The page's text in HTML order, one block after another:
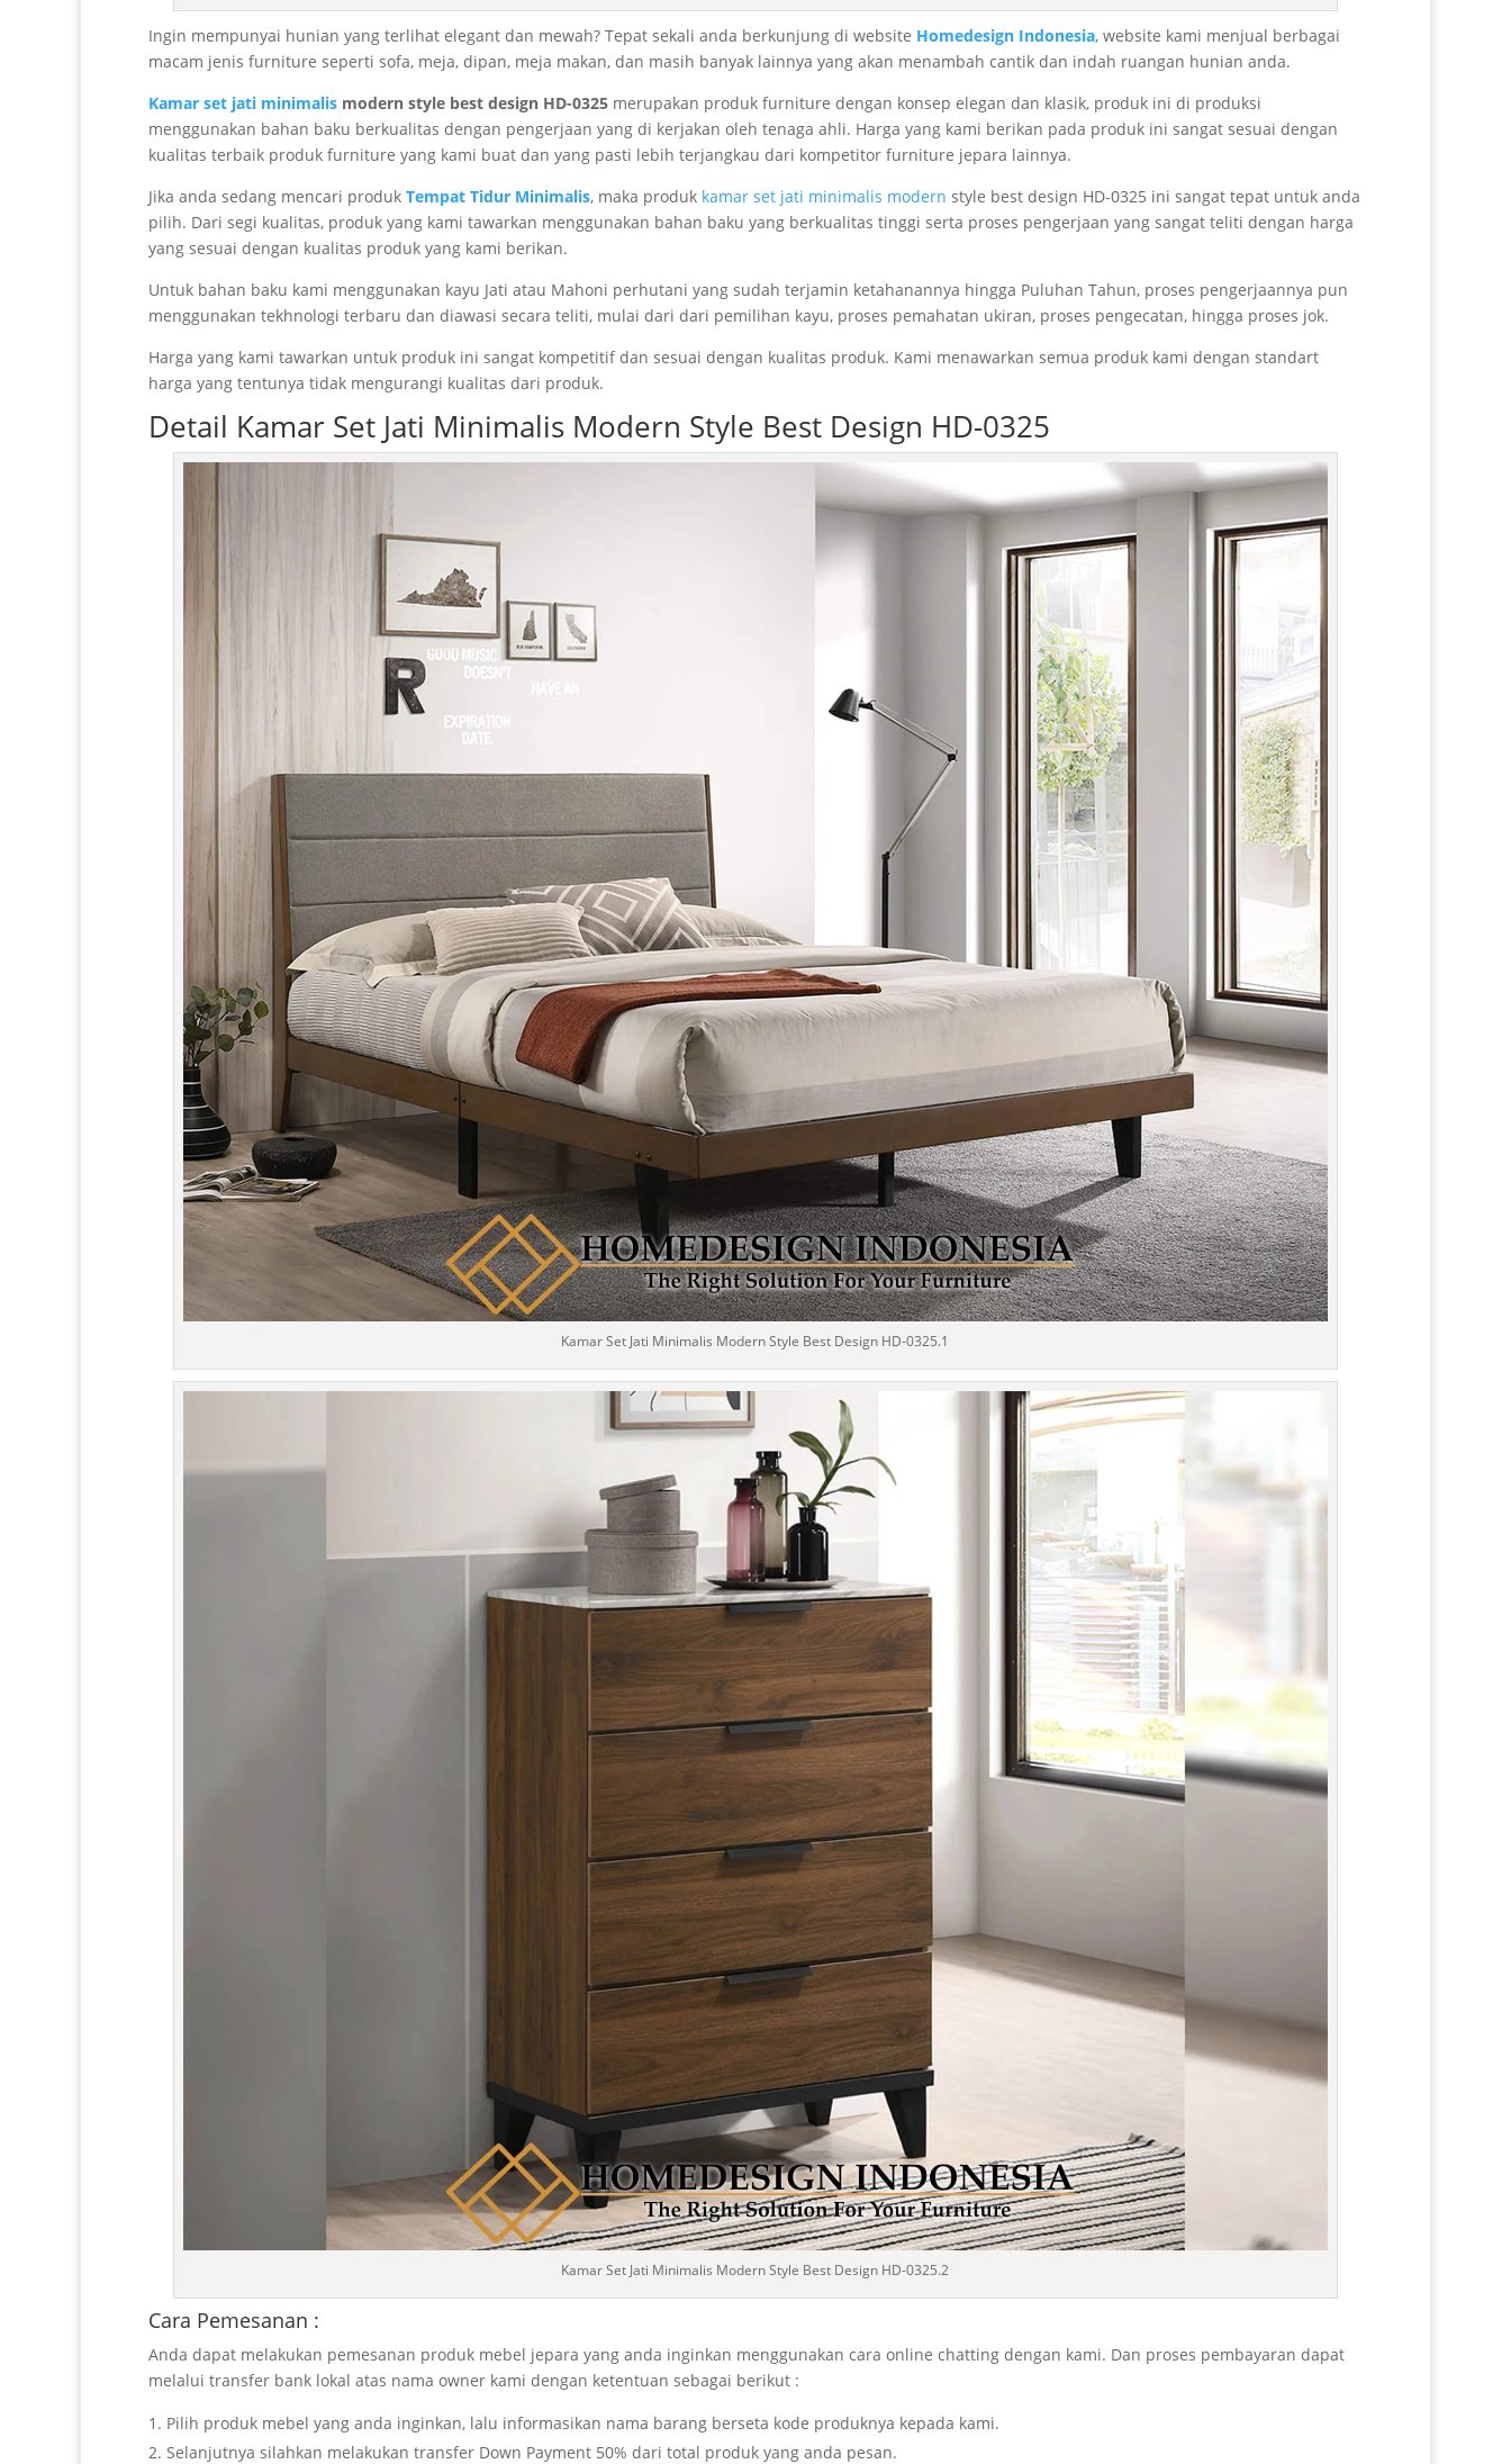
Ingin mempunyai hunian yang terlihat elegant dan mewah? Tepat sekali anda berkunjung di website Homedesign Indonesia, website kami menjual berbagai
macam jenis furniture seperti sofa, meja, dipan, meja makan, dan masih banyak lainnya yang akan menambah cantik dan indah ruangan hunian anda.
Kamar set jati minimalis modern style best design HD-0325 merupakan produk furniture dengan konsep elegan dan klasik, produk ini di produksi
menggunakan bahan baku berkualitas dengan pengerjaan yang di kerjakan oleh tenaga ahli. Harga yang kami berikan pada produk ini sangat sesuai dengan
kualitas terbaik produk furniture yang kami buat dan yang pasti lebih terjangkau dari kompetitor furniture jepara lainnya.
Jika anda sedang mencari produk Tempat Tidur Minimalis, maka produk kamar set jati minimalis modern style best design HD-0325 ini sangat tepat untuk anda
pilih. Dari segi kualitas, produk yang kami tawarkan menggunakan bahan baku yang berkualitas tinggi serta proses pengerjaan yang sangat teliti dengan harga
yang sesuai dengan kualitas produk yang kami berikan.
Untuk bahan baku kami menggunakan kayu Jati atau Mahoni perhutani yang sudah terjamin ketahanannya hingga Puluhan Tahun, proses pengerjaannya pun
menggunakan tekhnologi terbaru dan diawasi secara teliti, mulai dari dari pemilihan kayu, proses pemahatan ukiran, proses pengecatan, hingga proses jok.
Harga yang kami tawarkan untuk produk ini sangat kompetitif dan sesuai dengan kualitas produk. Kami menawarkan semua produk kami dengan standart
harga yang tentunya tidak mengurangi kualitas dari produk.
Detail Kamar Set Jati Minimalis Modern Style Best Design HD-0325
Kamar Set Jati Minimalis Modern Style Best Design HD-0325.1
Kamar Set Jati Minimalis Modern Style Best Design HD-0325.2
Cara Pemesanan :
Anda dapat melakukan pemesanan produk mebel jepara yang anda inginkan menggunakan cara online chatting dengan kami. Dan proses pembayaran dapat
melalui transfer bank lokal atas nama owner kami dengan ketentuan sebagai berikut :
Pilih produk mebel yang anda inginkan, lalu informasikan nama barang berseta kode produknya kepada kami.
Selanjutnya silahkan melakukan transfer Down Payment 50% dari total produk yang anda pesan.